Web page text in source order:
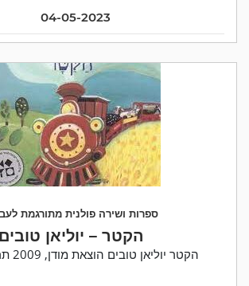
04-05-2023
ספרות ושירה פולנית מתורגמת
הקטר – יוליאן טובים
הקטר יוליאן טובים הוצאת מודן, 2009 תרגום: אפר...